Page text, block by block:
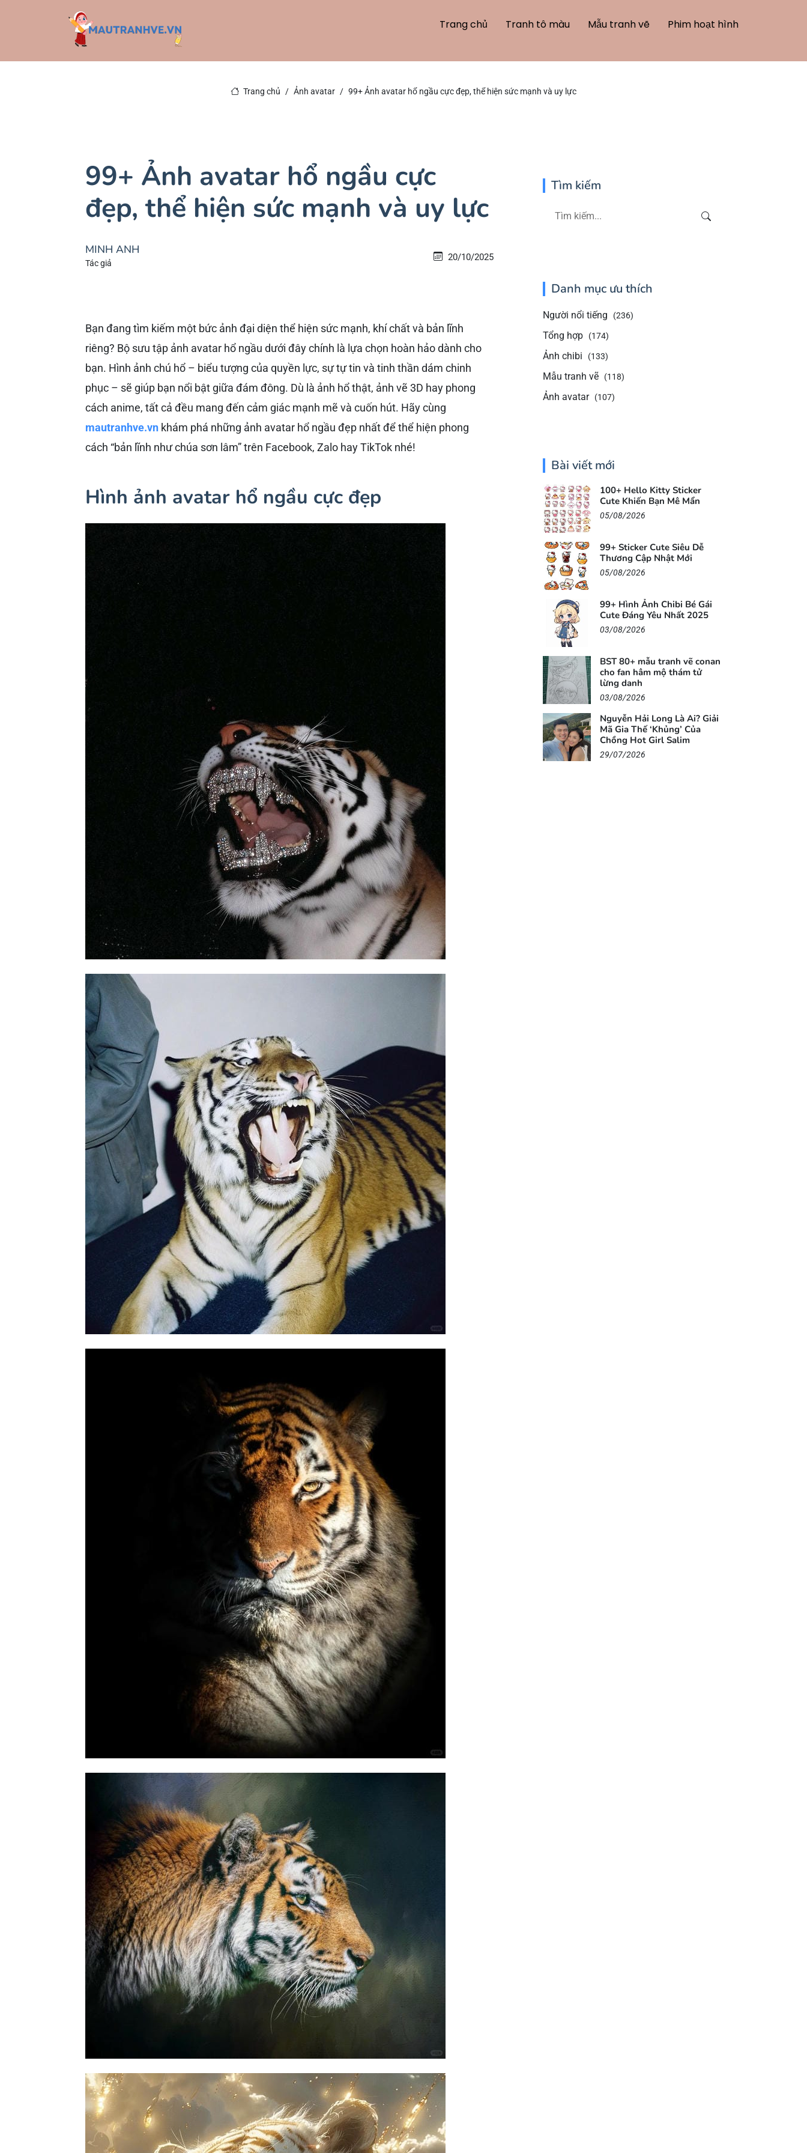
Trang chủ Tranh tô màu Mẫu tranh vẽ Phim hoạt hình
Trang chủ Ảnh avatar 99+ Ảnh avatar hổ ngầu cực đẹp, thể hiện sức mạnh và uy lực
99+ Ảnh avatar hổ ngầu cực
đẹp, thể hiện sức mạnh và uy lực
MINH ANH
Tác giả
20/10/2025
Bạn đang tìm kiếm một bức ảnh đại diện thể hiện sức mạnh, khí chất và bản lĩnh
riêng? Bộ sưu tập ảnh avatar hổ ngầu dưới đây chính là lựa chọn hoàn hảo dành cho
bạn. Hình ảnh chú hổ – biểu tượng của quyền lực, sự tự tin và tinh thần dám chinh
phục – sẽ giúp bạn nổi bật giữa đám đông. Dù là ảnh hổ thật, ảnh vẽ 3D hay phong
cách anime, tất cả đều mang đến cảm giác mạnh mẽ và cuốn hút. Hãy cùng
mautranhve.vn khám phá những ảnh avatar hổ ngầu đẹp nhất để thể hiện phong
cách “bản lĩnh như chúa sơn lâm” trên Facebook, Zalo hay TikTok nhé!
Hình ảnh avatar hổ ngầu cực đẹp
Tìm kiếm
Danh mục ưu thích
Người nổi tiếng (236)
Tổng hợp (174)
Ảnh chibi (133)
Mẫu tranh vẽ (118)
Ảnh avatar (107)
Bài viết mới
100+ Hello Kitty Sticker
Cute Khiến Bạn Mê Mẩn
05/08/2026
99+ Sticker Cute Siêu Dễ
Thương Cập Nhật Mới
05/08/2026
99+ Hình Ảnh Chibi Bé Gái
Cute Đáng Yêu Nhất 2025
03/08/2026
BST 80+ mẫu tranh vẽ conan
cho fan hâm mộ thám tử
lừng danh
03/08/2026
Nguyễn Hải Long Là Ai? Giải
Mã Gia Thế ‘Khủng’ Của
Chồng Hot Girl Salim
29/07/2026